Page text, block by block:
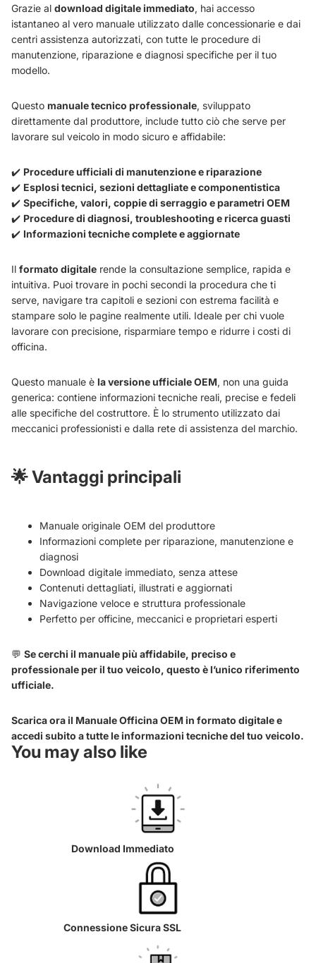
Grazie al download digitale immediato, hai accesso
istantaneo al vero manuale utilizzato dalle concessionarie e dai
centri assistenza autorizzati, con tutte le procedure di
manutenzione, riparazione e diagnosi specifiche per il tuo
modello.
Questo manuale tecnico professionale, sviluppato
direttamente dal produttore, include tutto ciò che serve per
lavorare sul veicolo in modo sicuro e affidabile:
✔️ Procedure ufficiali di manutenzione e riparazione
✔️ Esplosi tecnici, sezioni dettagliate e componentistica
✔️ Specifiche, valori, coppie di serraggio e parametri OEM
✔️ Procedure di diagnosi, troubleshooting e ricerca guasti
✔️ Informazioni tecniche complete e aggiornate
Il formato digitale rende la consultazione semplice, rapida e
intuitiva. Puoi trovare in pochi secondi la procedura che ti
serve, navigare tra capitoli e sezioni con estrema facilità e
stampare solo le pagine realmente utili. Ideale per chi vuole
lavorare con precisione, risparmiare tempo e ridurre i costi di
officina.
Questo manuale è la versione ufficiale OEM, non una guida
generica: contiene informazioni tecniche reali, precise e fedeli
alle specifiche del costruttore. È lo strumento utilizzato dai
meccanici professionisti e dalla rete di assistenza del marchio.
🌟Vantaggi principali
Manuale originale OEM del produttore
Informazioni complete per riparazione, manutenzione e
diagnosi
Download digitale immediato, senza attese
Contenuti dettagliati, illustrati e aggiornati
Navigazione veloce e struttura professionale
Perfetto per officine, meccanici e proprietari esperti
💬 Se cerchi il manuale più affidabile, preciso e
professionale per il tuo veicolo, questo è l’unico riferimento
ufficiale.
Scarica ora il Manuale Officina OEM in formato digitale e
accedi subito a tutte le informazioni tecniche del tuo veicolo.
You may also like
Download Immediato
Connessione Sicura SSL